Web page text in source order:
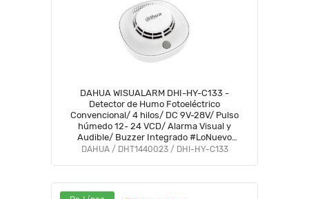
DAHUA WISUALARM DHI-HY-C133 -
Detector de Humo Fotoeléctrico
Convencional/ 4 hilos/ DC 9V-28V/ Pulso
húmedo 12- 24 VCD/ Alarma Visual y
Audible/ Buzzer Integrado #LoNuevo
#Wisualarm
DAHUA / DHT1440023 / DHI-HY-C133